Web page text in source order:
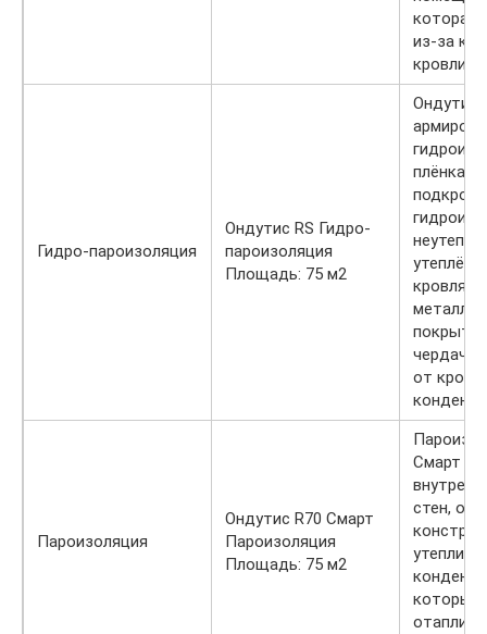
которая
из-за
кровли
Гидро-пароизоляция
Ондутис RS Гидро-
пароизоляция
Площадь: 75 м2
Ондутис
плёнка
кровлях с
от
Пароизоляция
Ондутис R70 Смарт
Пароизоляция
Площадь: 75 м2
Смарт
стен,
которые